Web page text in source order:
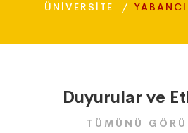
ÜNIVERSITE
Duyurular ve
TÜMÜNÜ